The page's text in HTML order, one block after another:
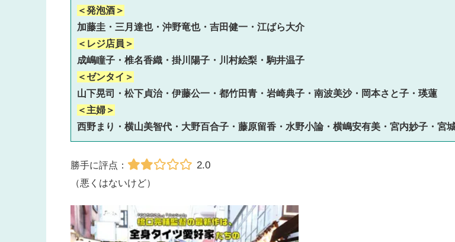
＜発泡酒＞
＜レジ店員＞
＜ゼンタイ＞
＜主婦＞
西野まり・横山美智代・大野百合子・藤原留香・水野小論・横嶋安有美・宮内妙子・宮
勝手に評点： 2.0
（悪くはないけど）